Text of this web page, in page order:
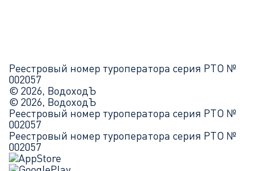
Реестровый номер туроператора серия РТО №
002057
© 2026, ВодоходЪ
© 2026, ВодоходЪ
Реестровый номер туроператора серия РТО №
002057
Реестровый номер туроператора серия РТО №
002057